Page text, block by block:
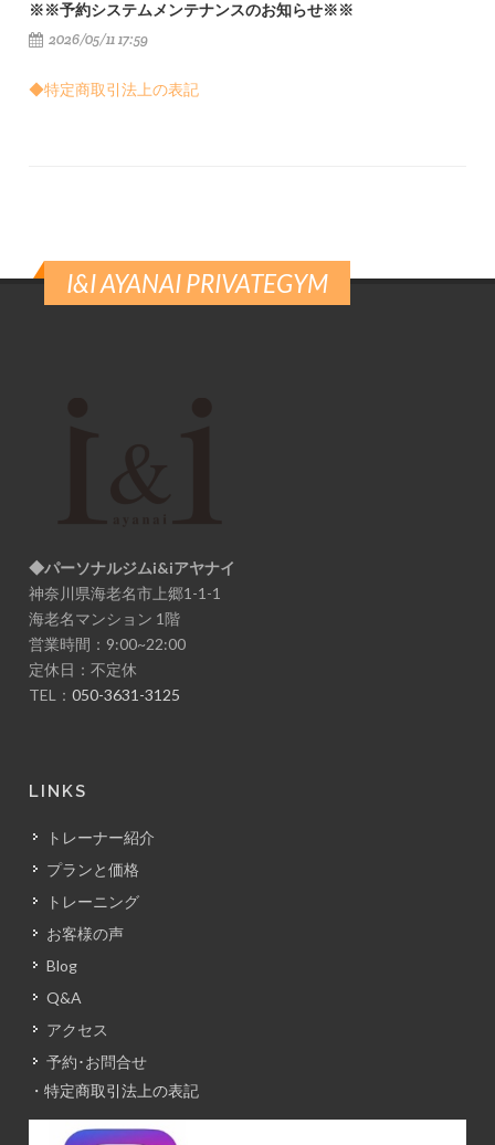
※※予約システムメンテナンスのお知らせ※※
2026/05/11 17:59
◆特定商取引法上の表記
I&I AYANAI PRIVATEGYM
◆パーソナルジムi&iアヤナイ
神奈川県海老名市上郷1-1-1
海老名マンション 1階
営業時間：9:00~22:00
定休日：不定休
TEL：050-3631-3125
LINKS
トレーナー紹介
プランと価格
トレーニング
お客様の声
Blog
Q&A
アクセス
予約･お問合せ
・特定商取引法上の表記